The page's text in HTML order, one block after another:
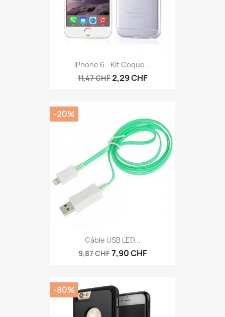
IPhone 6 - Kit Coque...
11,47 CHF2,29 CHF
Câble USB LED...
9,87 CHF7,90 CHF
-20%
-80%